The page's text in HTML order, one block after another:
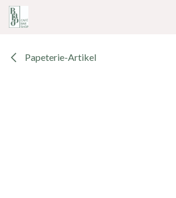
Papeterie-Artikel